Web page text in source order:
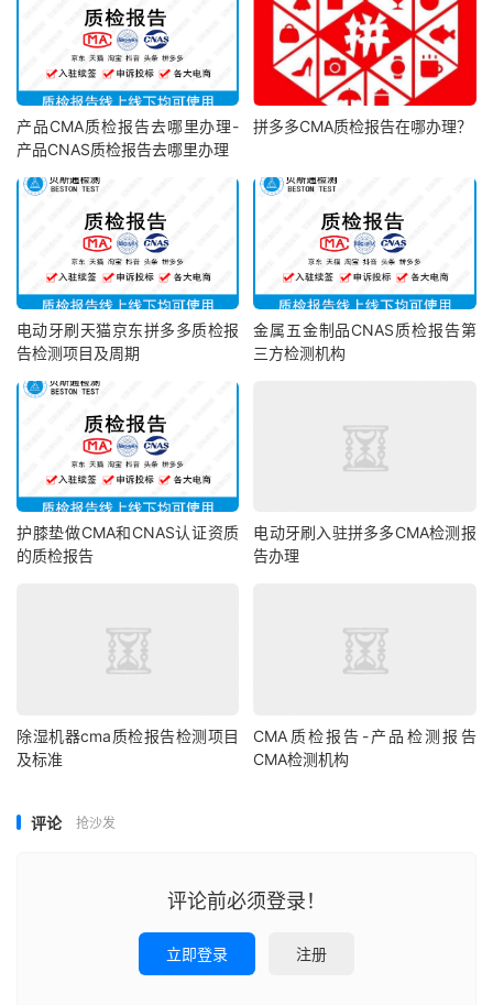
产品CMA质检报告去哪里办理-
产品CNAS质检报告去哪里办理
拼多多CMA质检报告在哪办理？
电动牙刷天猫京东拼多多质检报
告检测项目及周期
金属五金制品CNAS质检报告第
三方检测机构
护膝垫做CMA和CNAS认证资质
的质检报告
电动牙刷入驻拼多多CMA检测报
告办理
除湿机器cma质检报告检测项目
及标准
CMA质检报告-产品检测报告
CMA检测机构
评论 抢沙发
评论前必须登录！
立即登录 注册